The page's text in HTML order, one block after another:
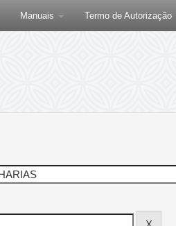
Manuais Termo de Autorização